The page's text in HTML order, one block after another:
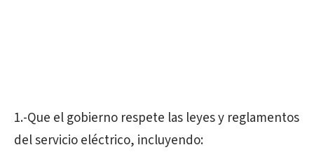
1.-Que el gobierno respete las leyes y reglamentos
del servicio eléctrico, incluyendo: